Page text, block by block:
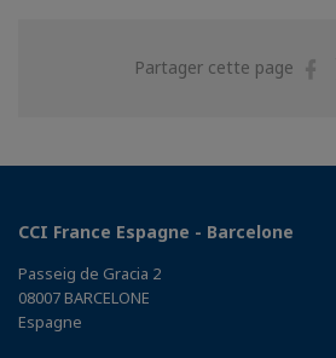
Partager cette page
CCI France Espagne - Barcelone
Passeig de Gracia 2
08007 BARCELONE
Espagne